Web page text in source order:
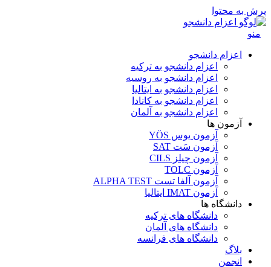
پرش به محتوا
منو
اعزام دانشجو
اعزام دانشجو به ترکیه
اعزام دانشجو به روسیه
اعزام دانشجو به ایتالیا
اعزام دانشجو به کانادا
اعزام دانشجو به آلمان
آزمون ها
آزمون یوس YÖS
آزمون سَت SAT
آزمون چیلز CILS‌
آزمون TOLC
آزمون آلفا تست ALPHA TEST
آزمون IMAT ایتالیا
دانشگاه ها
دانشگاه های ترکیه
دانشگاه های آلمان
دانشگاه های فرانسه
بلاگ
انجمن